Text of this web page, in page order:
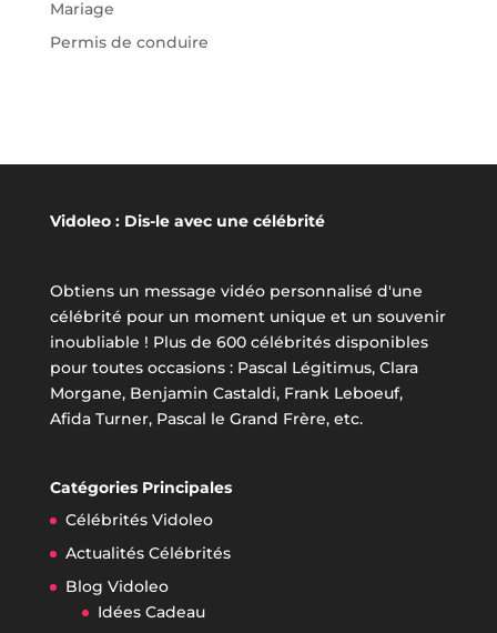
Mariage
Permis de conduire
Vidoleo : Dis-le avec une célébrité
Obtiens un message vidéo personnalisé d'une
célébrité pour un moment unique et un souvenir
inoubliable ! Plus de 600 célébrités disponibles
pour toutes occasions : Pascal Légitimus, Clara
Morgane, Benjamin Castaldi, Frank Leboeuf,
Afida Turner, Pascal le Grand Frère, etc.
Catégories Principales
Célébrités Vidoleo
Actualités Célébrités
Blog Vidoleo
Idées Cadeau